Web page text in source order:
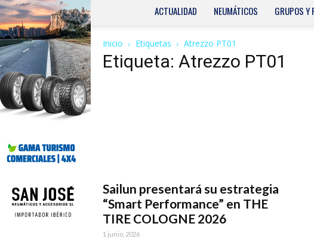
ACTUALIDAD NEUMÁTICOS GRUPOS Y
Inicio Etiquetas Atrezzo PT01
Etiqueta: Atrezzo PT01
Sailun presentará su estrategia
“Smart Performance” en THE
TIRE COLOGNE 2026
1 junio, 2026